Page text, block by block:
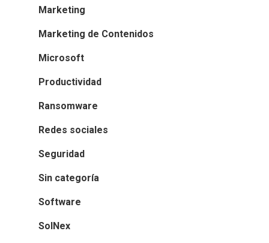
Marketing
Marketing de Contenidos
Microsoft
Productividad
Ransomware
Redes sociales
Seguridad
Sin categoría
Software
SolNex